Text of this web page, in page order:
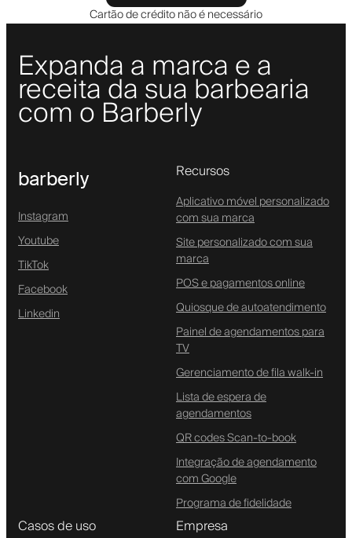
Cartão de crédito não é necessário
Expanda a marca e a
receita da sua barbearia
com o Barberly
barberly
Instagram
Youtube
TikTok
Facebook
Linkedin
Recursos
Aplicativo móvel personalizado
com sua marca
Site personalizado com sua
marca
POS e pagamentos online
Quiosque de autoatendimento
Painel de agendamentos para
TV
Gerenciamento de fila walk-in
Lista de espera de
agendamentos
QR codes Scan-to-book
Integração de agendamento
com Google
Programa de fidelidade
Casos de uso Empresa